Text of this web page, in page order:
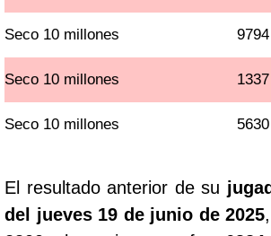
Seco 10 millones 9794
Seco 10 millones 1337
Seco 10 millones 5630
El resultado anterior de su
del jueves 19 de junio de 2025